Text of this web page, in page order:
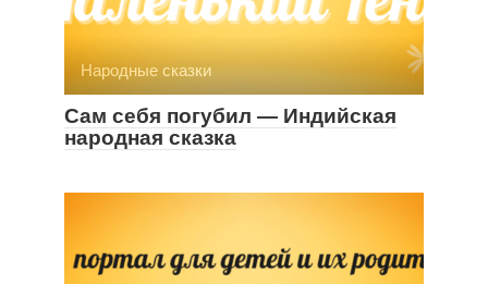
Народные сказки
Сам себя погубил — Индийская
народная сказка